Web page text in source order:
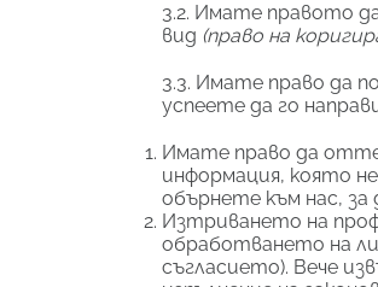
3.2. Имате правото
вид (право на
3.3. Имате право да
успеете да го
Имате право да
информация, която
обърнете към нас,
Изтриването на
обработването на
съгласието). Вече